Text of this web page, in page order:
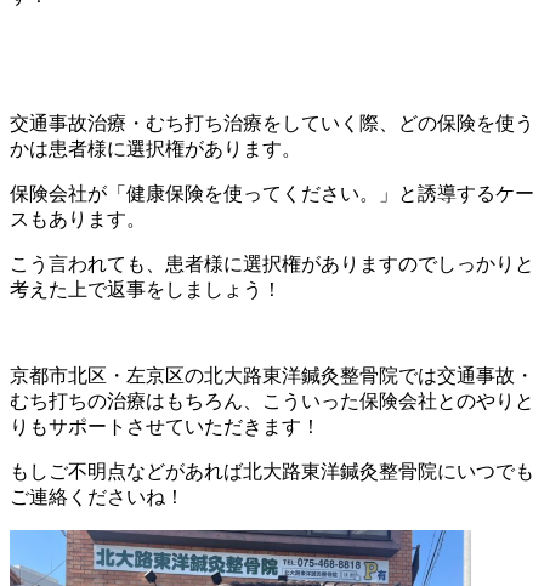
交通事故治療・むち打ち治療をしていく際、どの保険を使う
かは患者様に選択権があります。
保険会社が「健康保険を使ってください。」と誘導するケー
スもあります。
こう言われても、患者様に選択権がありますのでしっかりと
考えた上で返事をしましょう！
京都市北区・左京区の北大路東洋鍼灸整骨院では交通事故・
むち打ちの治療はもちろん、こういった保険会社とのやりと
りもサポートさせていただきます！
もしご不明点などがあれば北大路東洋鍼灸整骨院にいつでも
ご連絡くださいね！